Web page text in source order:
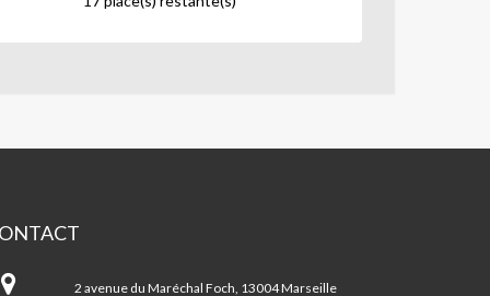
2 avenue du Maréchal Foch, 13004 Marseille